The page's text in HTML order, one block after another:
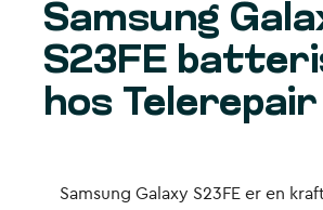
Find butik
Erhverv
Samsung
S23FE
hos Telerepair
Samsung Galaxy S23FE er en